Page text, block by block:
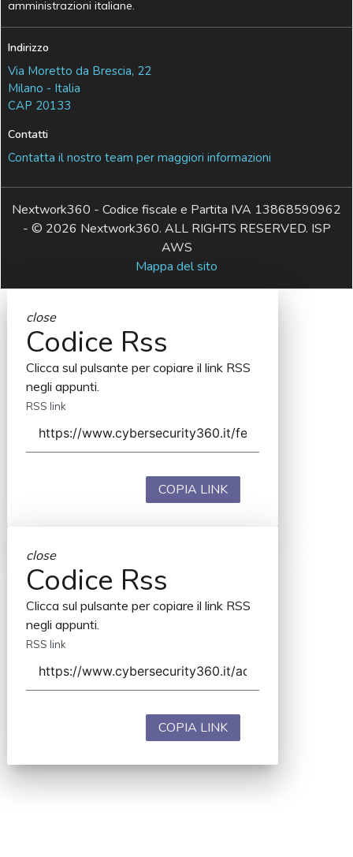
amministrazioni italiane.
Indirizzo
Via Moretto da Brescia, 22
Milano - Italia
CAP 20133
Contatti
Contatta il nostro team per maggiori informazioni
Nextwork360 - Codice fiscale e Partita IVA 13868590962
- © 2026 Nextwork360. ALL RIGHTS RESERVED. ISP
AWS
Mappa del sito
close
Codice Rss
Clicca sul pulsante per copiare il link RSS
negli appunti.
RSS link
COPIA LINK
close
Codice Rss
Clicca sul pulsante per copiare il link RSS
negli appunti.
RSS link
COPIA LINK